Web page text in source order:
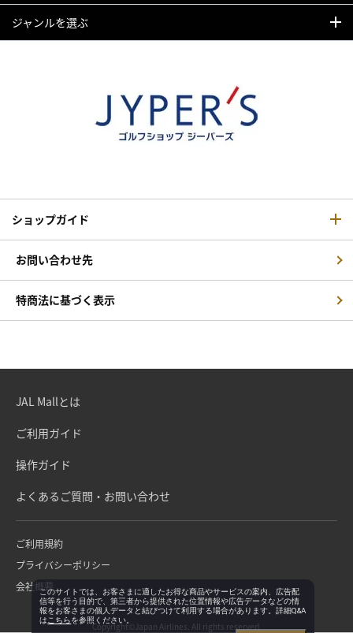
ジャンルを選ぶ
ショップガイド
お問い合わせ先
特商法に基づく表示
JAL Mallとは
ご利用ガイド
操作ガイド
よくあるご質問・お問い合わせ
ご利用規約
プライバシーポリシー
会社概要
Copyright©Japan Airlines. All rights reserved.
このサイトでは、お客さまに適したお得な商品やサービスの案内、広告配
信等を行う目的で、第三者から提供された位置情報や広告データなどの情
報をお客さまの個人データと結びつけて利用する場合があります。詳細Q&A
は こちらを参照ください。